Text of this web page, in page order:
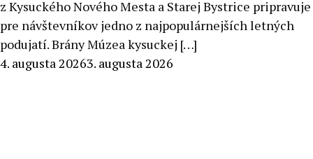
z Kysuckého Nového Mesta a Starej Bystrice pripravuje
pre návštevníkov jedno z najpopulárnejších letných
podujatí. Brány Múzea kysuckej […]
By
4. augusta 20263. augusta 2026